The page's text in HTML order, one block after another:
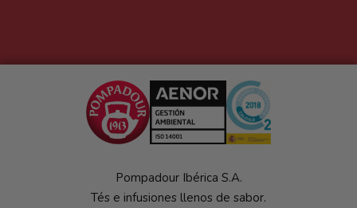
Pompadour Ibérica S.A.
Tés e infusiones llenos de sabor.